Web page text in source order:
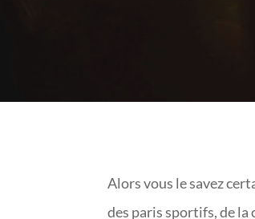
Alors vous le savez
des paris sportifs, de la